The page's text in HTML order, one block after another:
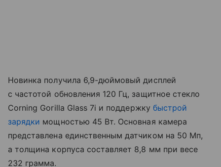
Новинка получила 6,9-дюймовый дисплей
с частотой обновления 120 Гц, защитное стекло
Corning Gorilla Glass 7i и поддержку быстрой
зарядки мощностью 45 Вт. Основная камера
представлена единственным датчиком на 50 Мп,
а толщина корпуса составляет 8,8 мм при весе
232 грамма.